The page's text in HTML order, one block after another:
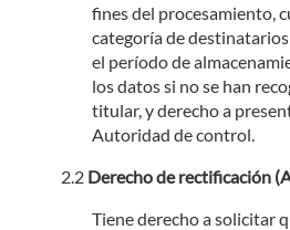
fines del procesamiento,
categoría de
el período de
los datos si no se han
titular, y derecho a
Autoridad de control.
Derecho de rectificación
Tiene derecho a solicitar